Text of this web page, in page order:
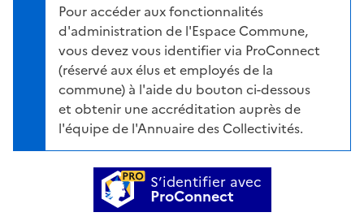
Pour accéder aux fonctionnalités
d'administration de l'Espace Commune,
vous devez vous identifier via ProConnect
(réservé aux élus et employés de la
commune) à l'aide du bouton ci-dessous
et obtenir une accréditation auprès de
l'équipe de l'Annuaire des Collectivités.
S’identifier avec
ProConnect